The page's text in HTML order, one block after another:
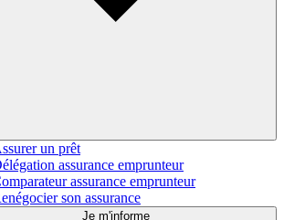
un prêt
assurance emprunteur
assurance emprunteur
son assurance
Je m'informe